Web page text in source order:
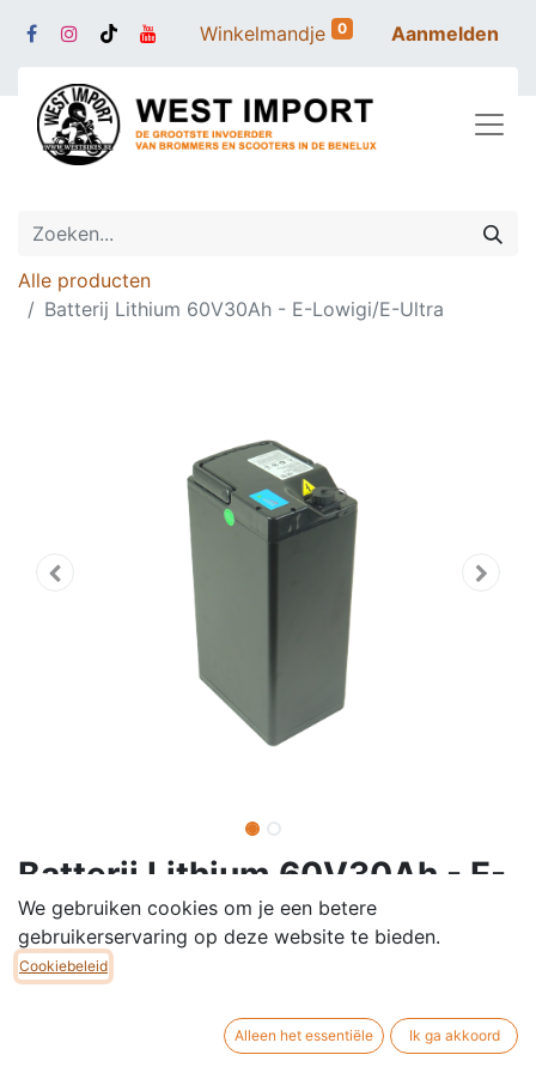
Winkelmandje 0 Aanmelden
Alle producten
Batterij Lithium 60V30Ah - E-Lowigi/E-Ultra
Batterij Lithium 60V30Ah - E-
Lowigi/E-Ultra
Deze Lithiumbatterij is geschikt als hoofdbatterij of als
extra batterij voor de Elektrische E-Lowigi, E-Ultra.
Batterij voor elektrische scooter. 60V - 30Ah.
De lithium batterij is voorzien van led indicators die de
We gebruiken cookies om je een betere
gebruikerservaring op deze website te bieden.
Cookiebeleid
Alleen het essentiële Ik ga akkoord